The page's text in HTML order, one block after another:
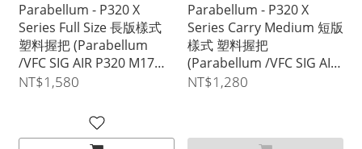
Parabellum - P320 X
Series Full Size 長版樣式
塑料握把 (Parabellum
/VFC SIG AIR P320 M17
M18 GBB系列專用)
NT$1,580
Parabellum - P320 X
Series Carry Medium 短版
樣式 塑料握把
(Parabellum /VFC SIG AIR
P320 M17 M18 GBB系列專
NT$1,280